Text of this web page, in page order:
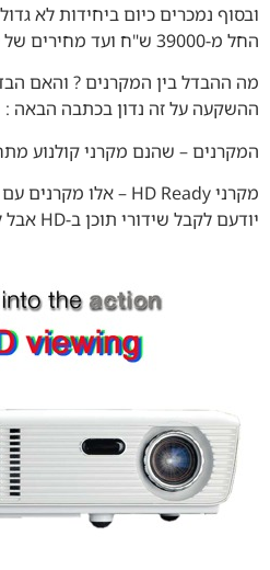
החל מ-39000 ש"ח ועד מחירים של 200000 ש"ח .
מה ההבדל בין המקרנים ? והאם
ההשקעה על זה נדון בכתבה הבאה :
המקרנים – שהנם מקרני קולנוע מתחלקים ל-4
יודעם לקבל שידורי תוכן ב-HD אבל לא יודעים לשדר ב-Full HD .